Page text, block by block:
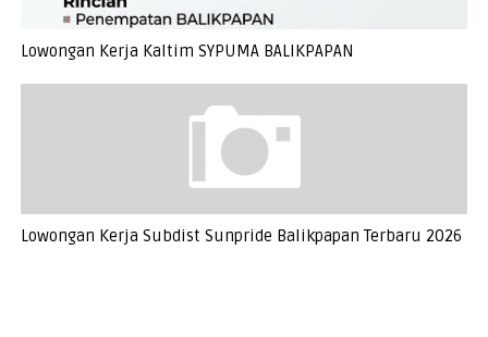
Lowongan Kerja Kaltim SYPUMA BALIKPAPAN
Lowongan Kerja Subdist Sunpride Balikpapan Terbaru 2026